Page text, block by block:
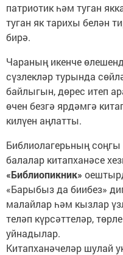
патриотик һәм туган
туган як тарихы белән
бирә.
Чараның икенче
сүзлекләр турында
байлыгын, дөрес итеп
өчен безгә ярдәмгә
килүен аңлатты.
Библиолагерьның соңгы
балалар китапханәсе
«Библиопикник»
«Барыбыз да биибез»
малайлар һәм кызлар
теләп күрсәттеләр,
уйнадылар.
Китапханәчеләр шулай